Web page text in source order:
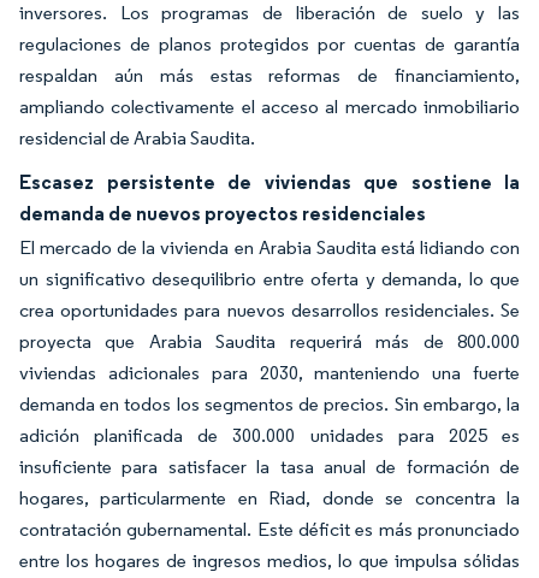
inversores. Los programas de liberación de suelo y las
regulaciones de planos protegidos por cuentas de garantía
respaldan aún más estas reformas de financiamiento,
ampliando colectivamente el acceso al mercado inmobiliario
residencial de Arabia Saudita.
Escasez persistente de viviendas que sostiene la
demanda de nuevos proyectos residenciales
El mercado de la vivienda en Arabia Saudita está lidiando con
un significativo desequilibrio entre oferta y demanda, lo que
crea oportunidades para nuevos desarrollos residenciales. Se
proyecta que Arabia Saudita requerirá más de 800.000
viviendas adicionales para 2030, manteniendo una fuerte
demanda en todos los segmentos de precios. Sin embargo, la
adición planificada de 300.000 unidades para 2025 es
insuficiente para satisfacer la tasa anual de formación de
hogares, particularmente en Riad, donde se concentra la
contratación gubernamental. Este déficit es más pronunciado
entre los hogares de ingresos medios, lo que impulsa sólidas